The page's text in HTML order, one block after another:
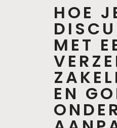
HOE
MET
EN